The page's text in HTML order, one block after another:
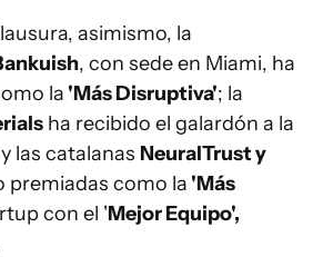
asimismo, la
, con sede en Miami, ha
la 'Más Disruptiva'; la
ha recibido el galardón a la
las catalanas NeuralTrust y
premiadas como la 'Más
con el 'Mejor Equipo',